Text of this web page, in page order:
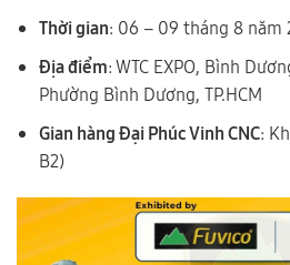
Thời gian: 06 – 09 tháng 8 năm
Địa điểm: WTC EXPO, Bình
Phường Bình Dương, TP.HCM
Gian hàng Đại Phúc Vinh CNC:
B2)